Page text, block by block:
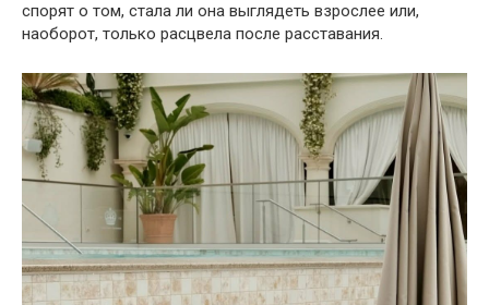
спорят о том, стала ли она выглядеть взрослее или,
наоборот, только расцвела после расставания.